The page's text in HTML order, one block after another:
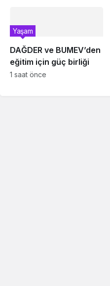
DAĞDER ve BUMEV’den
eğitim için güç birliği
Yaşam
1 saat önce